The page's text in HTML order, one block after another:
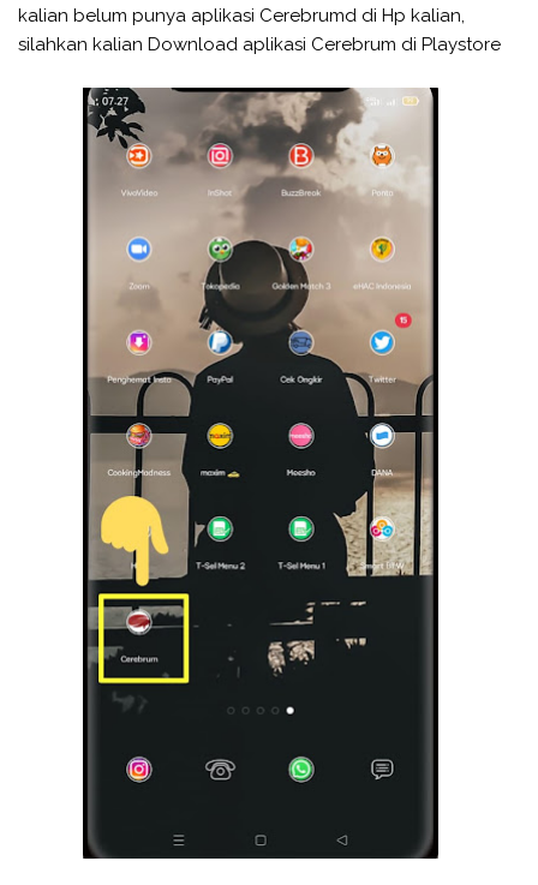
kalian belum punya aplikasi Cerebrumd di Hp kalian,
silahkan kalian Download aplikasi Cerebrum di Playstore